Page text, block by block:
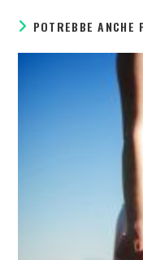
POTREBBE ANCHE